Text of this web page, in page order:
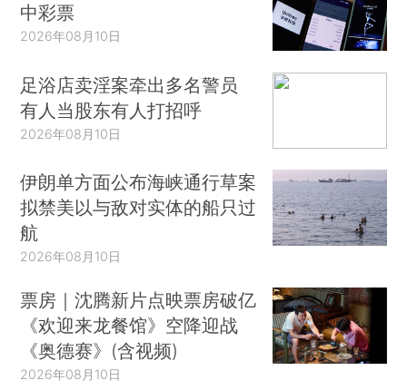
中彩票
2026年08月10日
足浴店卖淫案牵出多名警员
有人当股东有人打招呼
2026年08月10日
伊朗单方面公布海峡通行草案
拟禁美以与敌对实体的船只过
航
2026年08月10日
票房｜沈腾新片点映票房破亿
《欢迎来龙餐馆》空降迎战
《奥德赛》(含视频)
2026年08月10日